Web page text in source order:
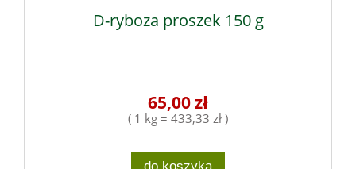
D-ryboza proszek 150 g
65,00 zł
( 1 kg = 433,33 zł )
do koszyka